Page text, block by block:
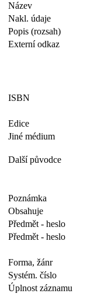
Název
Nakl. údaje
Popis (rozsah)
Externí odkaz
ISBN
Edice
Jiné médium
Další původce
Poznámka
Obsahuje
Předmět - heslo
Předmět - heslo
Forma, žánr
Systém. číslo
Úplnost záznamu